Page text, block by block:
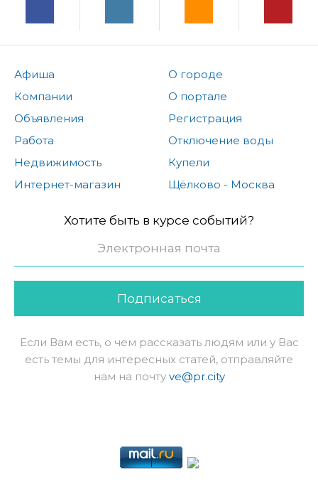
Афиша
Компании
Объявления
Работа
Недвижимость
Интернет-магазин
О городе
О портале
Регистрация
Отключение воды
Купели
Щёлково - Москва
Хотите быть в курсе событий?
Подписаться
Если Вам есть, о чем рассказать людям или у Вас
есть темы для интересных статей, отправляйте
нам на почту ve@pr.city